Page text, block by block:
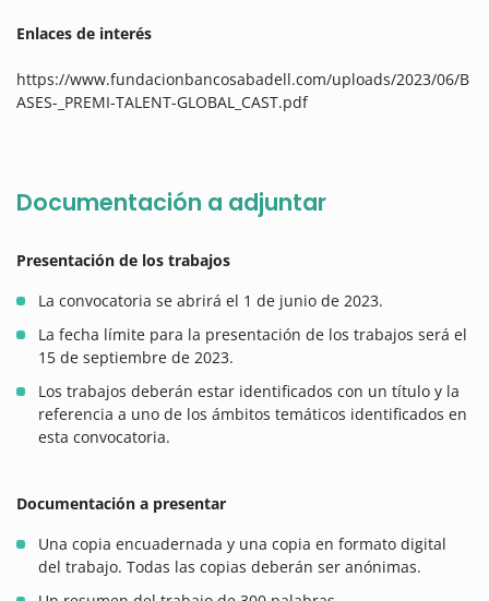
Enlaces de interés
https://www.fundacionbancosabadell.com/uploads/2023/06/B
ASES-_PREMI-TALENT-GLOBAL_CAST.pdf
Documentación a adjuntar
Presentación de los trabajos
La convocatoria se abrirá el 1 de junio de 2023.
La fecha límite para la presentación de los trabajos será el
15 de septiembre de 2023.
Los trabajos deberán estar identificados con un título y la
referencia a uno de los ámbitos temáticos identificados en
esta convocatoria.
Documentación a presentar
Una copia encuadernada y una copia en formato digital
del trabajo. Todas las copias deberán ser anónimas.